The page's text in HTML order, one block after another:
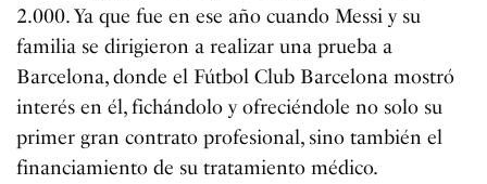
2.000. Ya que fue en ese año cuando Messi y su
familia se dirigieron a realizar una prueba a
Barcelona, donde el Fútbol Club Barcelona mostró
interés en él, fichándolo y ofreciéndole no solo su
primer gran contrato profesional, sino también el
financiamiento de su tratamiento médico.